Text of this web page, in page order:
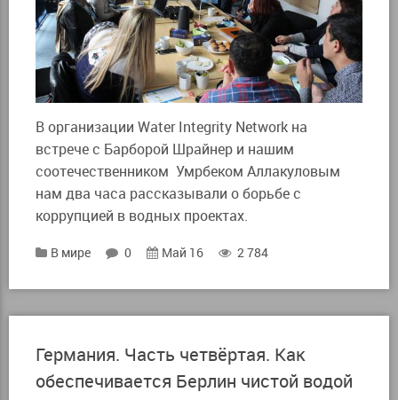
В организации Water Integrity Network на
встрече с Барборой Шрайнер и нашим
соотечественником Умрбеком Аллакуловым
нам два часа рассказывали о борьбе с
коррупцией в водных проектах.
В мире 0 Май 16 2 784
Германия. Часть четвёртая. Как
обеспечивается Берлин чистой водой